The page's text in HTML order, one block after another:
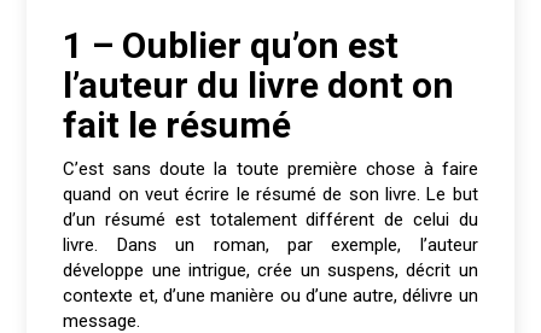
1 – Oublier qu’on est
l’auteur du livre dont on
fait le résumé
C’est sans doute la toute première chose à faire
quand on veut écrire le résumé de son livre. Le but
d’un résumé est totalement différent de celui du
livre. Dans un roman, par exemple, l’auteur
développe une intrigue, crée un suspens, décrit un
contexte et, d’une manière ou d’une autre, délivre un
message.